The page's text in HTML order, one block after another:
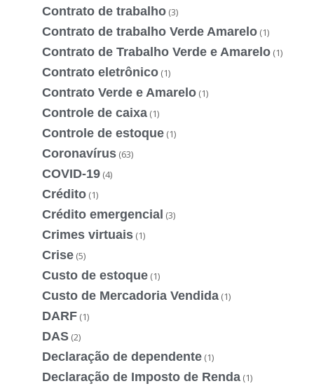
Contrato de trabalho (3)
Contrato de trabalho Verde Amarelo (1)
Contrato de Trabalho Verde e Amarelo (1)
Contrato eletrônico (1)
Contrato Verde e Amarelo (1)
Controle de caixa (1)
Controle de estoque (1)
Coronavírus (63)
COVID-19 (4)
Crédito (1)
Crédito emergencial (3)
Crimes virtuais (1)
Crise (5)
Custo de estoque (1)
Custo de Mercadoria Vendida (1)
DARF (1)
DAS (2)
Declaração de dependente (1)
Declaração de Imposto de Renda (1)